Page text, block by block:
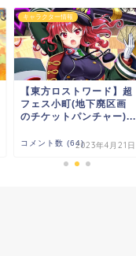
キャラクター情報
【東方ロストワード】超
フェス小町(地下廃区画
のチケットパンチャー)...
2023年4月21日
コメント数 (64)